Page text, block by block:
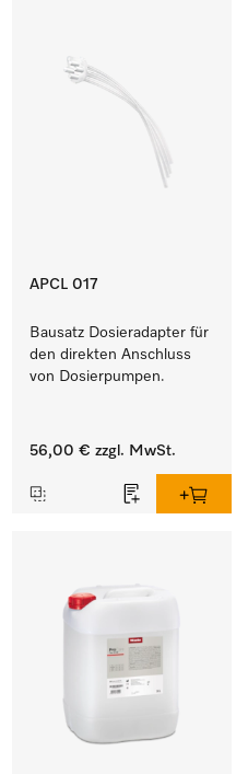
APCL 017
Bausatz Dosieradapter für
den direkten Anschluss
von Dosierpumpen.
56,00 € zzgl. MwSt.